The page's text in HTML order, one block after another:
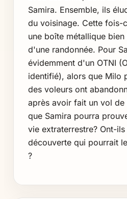
Samira. Ensemble, ils
du voisinage. Cette fois-
une boîte métallique
d'une randonnée. Pour
évidemment d'un OTNI
identifié), alors que Milo
des voleurs ont
après avoir fait un vol de
que Samira pourra
vie extraterrestre? Ont-
découverte qui pourrait
?